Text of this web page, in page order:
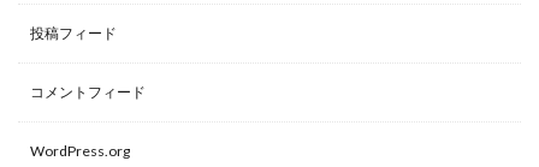
投稿フィード
コメントフィード
WordPress.org